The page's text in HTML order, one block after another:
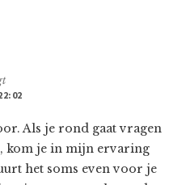
Als je rond gaat vragen
kom je in mijn ervaring
het soms even voor je